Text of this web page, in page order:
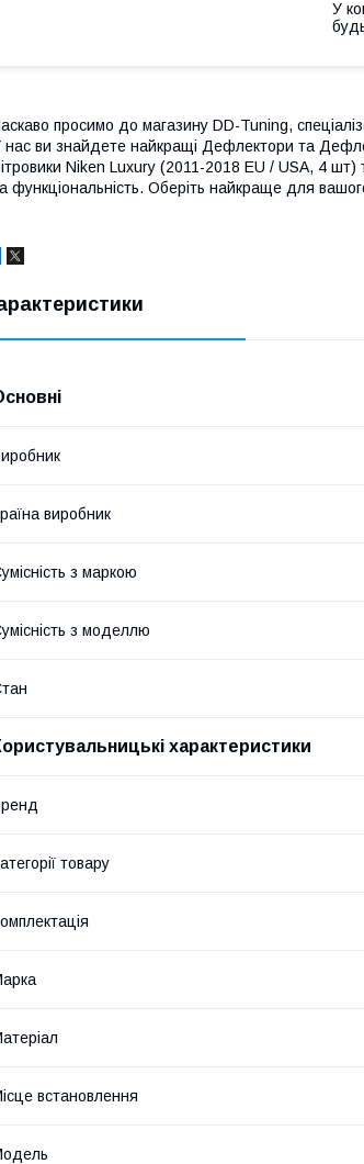
У
просимо до магазину DD-Tuning,
нас ви знайдете найкращі Дефлектори та
Niken Luxury (2011-2018 EU / USA, 4
функціональність. Оберіть найкраще для
виробник
з маркою
з моделлю
характеристики
товару
встановлення